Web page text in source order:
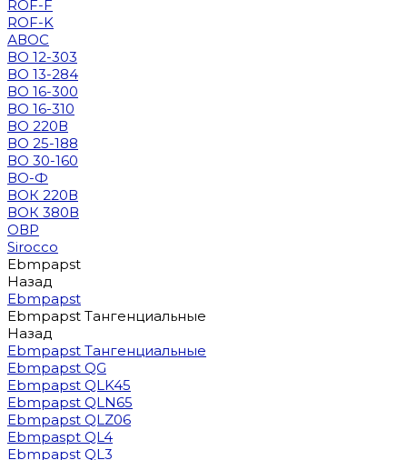
ROF-F
ROF-K
АВОС
ВО 12-303
ВО 13-284
ВО 16-300
ВО 16-310
ВО 220В
ВО 25-188
ВО 30-160
ВО-Ф
ВОК 220В
ВОК 380В
ОВР
Sirocco
Ebmpapst
Назад
Ebmpapst
Ebmpapst Тангенциальные
Назад
Ebmpapst Тангенциальные
Ebmpapst QG
Ebmpapst QLK45
Ebmpapst QLN65
Ebmpapst QLZ06
Ebmpaspt QL4
Ebmpapst QL3